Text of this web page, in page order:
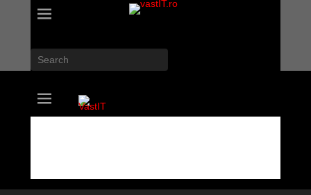
Search
vastIT.ro
Blog de Tehnologie